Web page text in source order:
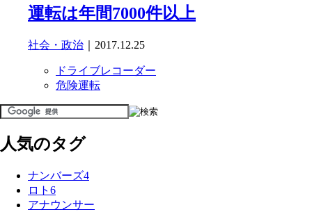
運転は年間7000件以上
社会・政治 ｜2017.12.25
ドライブレコーダー
危険運転
人気のタグ
ナンバーズ4
ロト6
アナウンサー